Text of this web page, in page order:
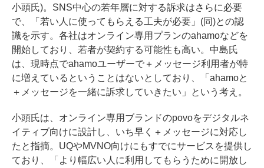
小頭氏)。SNS中心の若年層に対する訴求はさらに必要
で、「若い人に使ってもらえる工夫が必要」(同)との認
識を示す。各社はオンライン専用プランのahamoなどを
開始しており、若者が契約する可能性も高い。中島氏
は、現時点でahamoユーザーで＋メッセージ利用者が特
に増えているということはないとしており、「ahamoと
＋メッセージを一緒に訴求していきたい」という考え。
小頭氏は、オンライン専用ブランドのpovoをデジタルネ
イティブ向けに設計し、いち早く＋メッセージに対応し
たと指摘。UQやMVNO向けにもすでにサービスを提供し
ており、「より幅広い人に利用してもらうために開放し